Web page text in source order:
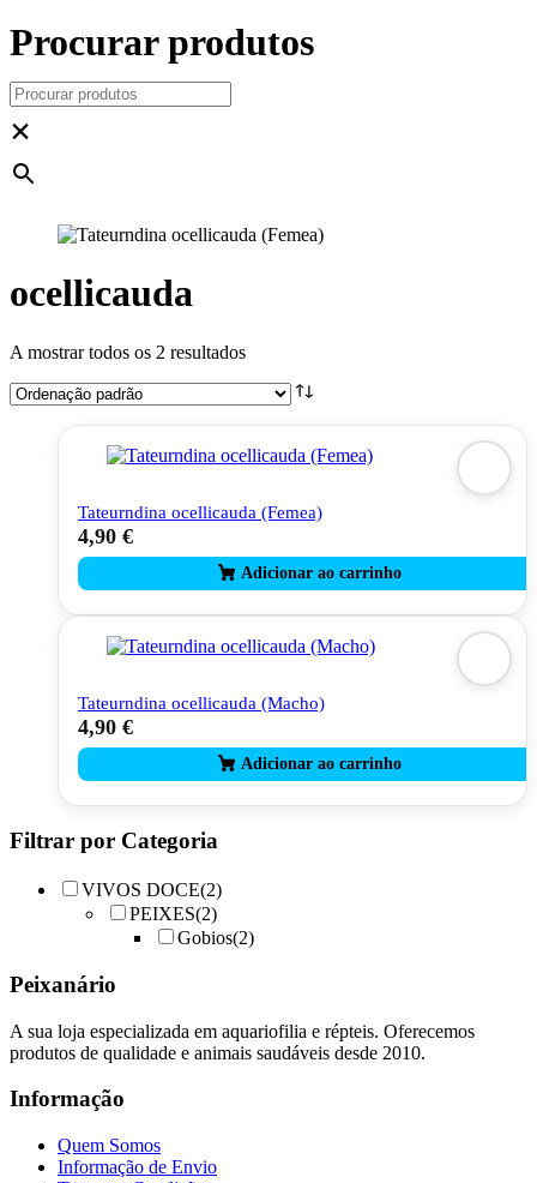
Procurar produtos
×
ocellicauda
A mostrar todos os 2 resultados
Tateurndina ocellicauda (Femea)
4,90 €
Tateurndina ocellicauda (Macho)
4,90 €
Filtrar por Categoria
VIVOS DOCE(2)
PEIXES(2)
Gobios(2)
Peixanário
A sua loja especializada em aquariofilia e répteis. Oferecemos
produtos de qualidade e animais saudáveis desde 2010.
Informação
Quem Somos
Informação de Envio